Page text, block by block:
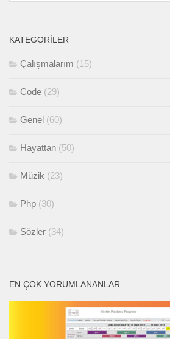
KATEGORILER
Çalışmalarım (15)
Code (29)
Genel (60)
Hayattan (50)
Müzik (23)
Php (30)
Sözler (34)
EN ÇOK YORUMLANANLAR